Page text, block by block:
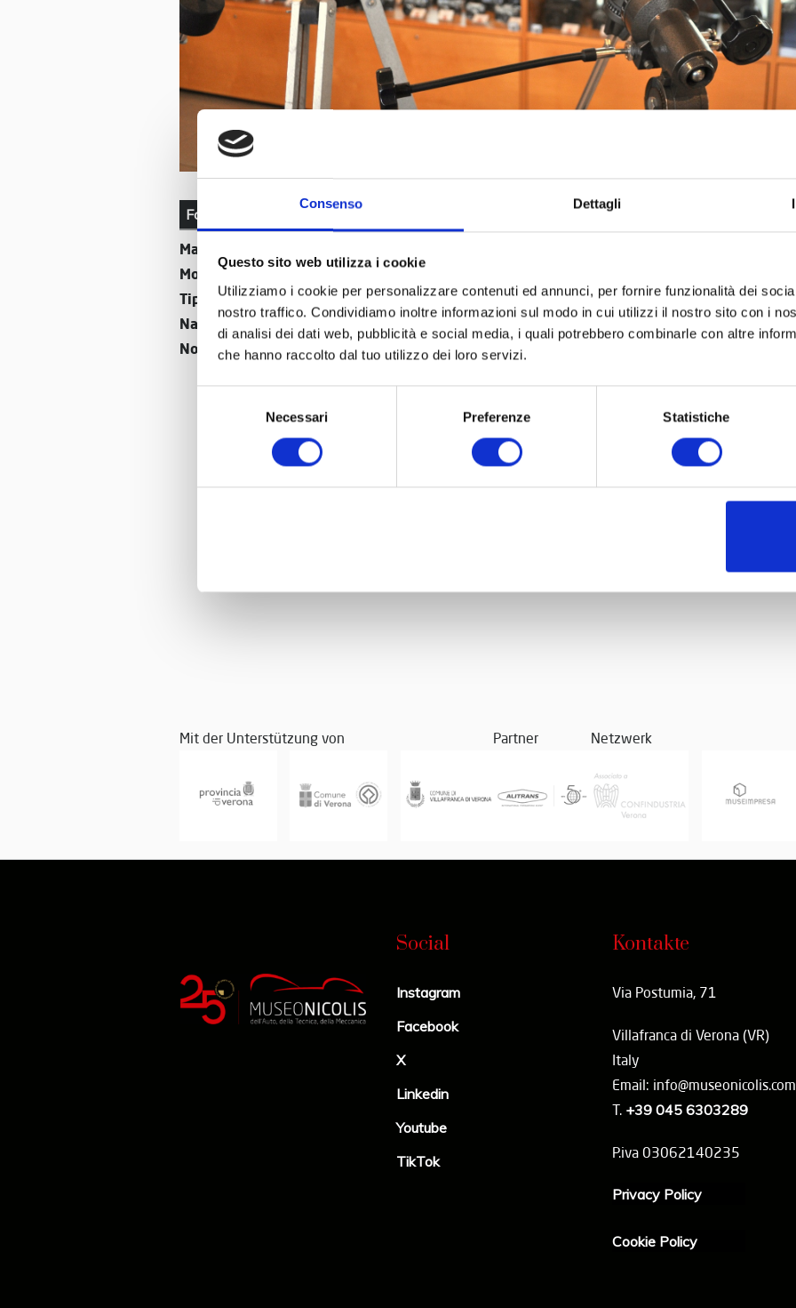
Consenso Dettagli
Questo sito web utilizza i cookie
Utilizziamo i cookie per personalizzare contenuti ed annunci, per fornire funzionalità dei
nostro traffico. Condividiamo inoltre informazioni sul modo in cui utilizzi il nostro sito con i
di analisi dei dati web, pubblicità e social media, i quali potrebbero combinarle con altre
che hanno raccolto dal tuo utilizzo dei loro servizi.
Necessari Preferenze Statistiche
Fotokameras
Marca:
Modello:
Tipo: Teleskop
Nazione: Deutschland
Nome:Bresser Skylux
Bresser Skylux,
Mit der Unterstützung von Partner Netzwerk
Social
Instagram
Facebook
X
Linkedin
Youtube
TikTok
Kontakte
Via Postumia, 71
Villafranca di Verona (VR)
Italy
Email: info@museonicolis.com
T. +39 045 6303289
P.iva 03062140235
Privacy Policy
Cookie Policy